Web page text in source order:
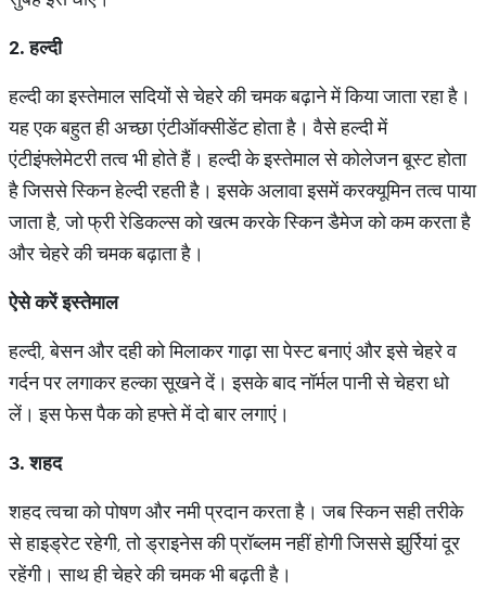
2. हल्दी
हल्दी का इस्तेमाल सदियों से चेहरे की चमक बढ़ाने में किया जाता रहा है।
यह एक बहुत ही अच्छा एंटीऑक्सीडेंट होता है। वैसे हल्दी में
एंटीइंफ्लेमेटरी तत्व भी होते हैं। हल्दी के इस्तेमाल से कोलेजन बूस्ट होता
है जिससे स्किन हेल्दी रहती है। इसके अलावा इसमें करक्यूमिन तत्व पाया
जाता है, जो फ्री रेडिकल्स को खत्म करके स्किन डैमेज को कम करता है
और चेहरे की चमक बढ़ाता है।
ऐसेकरेंइस्तेमाल
हल्दी, बेसन और दही को मिलाकर गाढ़ा सा पेस्ट बनाएं और इसे चेहरे व
गर्दन पर लगाकर हल्का सूखने दें। इसके बाद नॉर्मल पानी से चेहरा धो
लें। इस फेस पैक को हफ्ते में दो बार लगाएं।
3. शहद
शहद त्वचा को पोषण और नमी प्रदान करता है। जब स्किन सही तरीके
से हाइड्रेट रहेगी, तो ड्राइनेस की प्रॉब्लम नहीं होगी जिससे झुर्रियां दूर
रहेंगी। साथ ही चेहरे की चमक भी बढ़ती है।